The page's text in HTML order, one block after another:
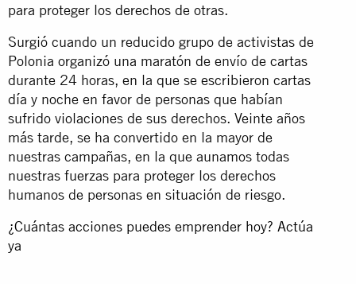
para proteger los derechos de otras.
Surgió cuando un reducido grupo de activistas de
Polonia organizó una maratón de envío de cartas
durante 24 horas, en la que se escribieron cartas
día y noche en favor de personas que habían
sufrido violaciones de sus derechos. Veinte años
más tarde, se ha convertido en la mayor de
nuestras campañas, en la que aunamos todas
nuestras fuerzas para proteger los derechos
humanos de personas en situación de riesgo.
¿Cuántas acciones puedes emprender hoy? Actúa
ya